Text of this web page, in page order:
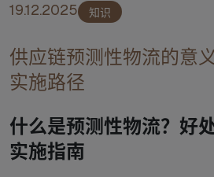
19.12.2025 知识
供应链预测性物流的意
实施路径
什么是预测性物流？好
实施指南